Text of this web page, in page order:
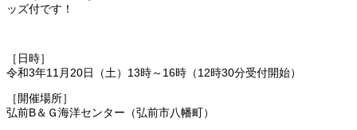
ッズ付です！
［日時］
令和3年11月20日（土）13時～16時（12時30分受付開始）
［開催場所］
弘前B＆Ｇ海洋センター（弘前市八幡町）